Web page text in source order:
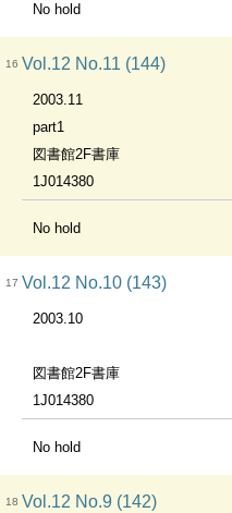
No hold
16 Vol.12 No.11 (144)
2003.11
part1
図書館2F書庫
1J014380
No hold
17 Vol.12 No.10 (143)
2003.10
図書館2F書庫
1J014380
No hold
18 Vol.12 No.9 (142)